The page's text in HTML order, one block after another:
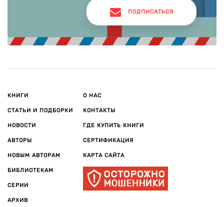
ПОДПИСАТЬСЯ
КНИГИ
СТАТЬИ И ПОДБОРКИ
НОВОСТИ
АВТОРЫ
НОВЫМ АВТОРАМ
БИБЛИОТЕКАМ
СЕРИИ
АРХИВ
О НАС
КОНТАКТЫ
ГДЕ КУПИТЬ КНИГИ
СЕРТИФИКАЦИЯ
КАРТА САЙТА